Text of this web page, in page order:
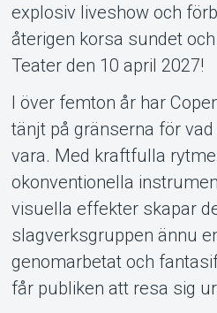
Om
explosiv liveshow och
återigen korsa sundet
Teater den 10 april 2027!
I över femton år har
tänjt på gränserna för
vara. Med kraftfulla
okonventionella
visuella effekter skapar
slagverksgruppen ännu
genomarbetat och
får publiken att resa sig